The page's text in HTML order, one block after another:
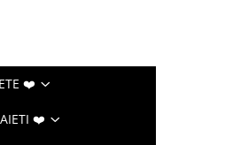
❤️
❤️